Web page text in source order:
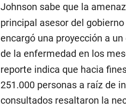
Johnson sabe que la
principal asesor del
encargó una proyección a
de la enfermedad en los
reporte indica que hacia
251.000 personas a raíz de
consultados resaltaron la